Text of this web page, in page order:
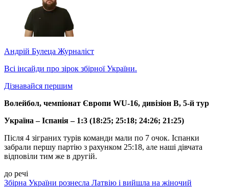
Андрій Булеца Журналіст
Всі інсайди про зірок збірної України.
Дізнавайся першим
Волейбол, чемпіонат Європи WU-16, дивізіон В, 5-й тур
Україна – Іспанія – 1:3 (18:25; 25:18; 24:26; 21:25)
Після 4 зіграних турів команди мали по 7 очок. Іспанки
забрали першу партію з рахунком 25:18, але наші дівчата
відповіли тим же в другій.
до речі
Збірна України рознесла Латвію і вийшла на жіночий